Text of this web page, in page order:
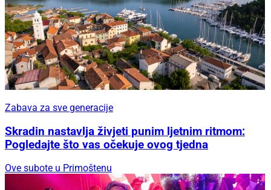
Zabava za sve generacije
Skradin nastavlja živjeti punim ljetnim ritmom:
Pogledajte što vas očekuje ovog tjedna
Ove subote u Primoštenu